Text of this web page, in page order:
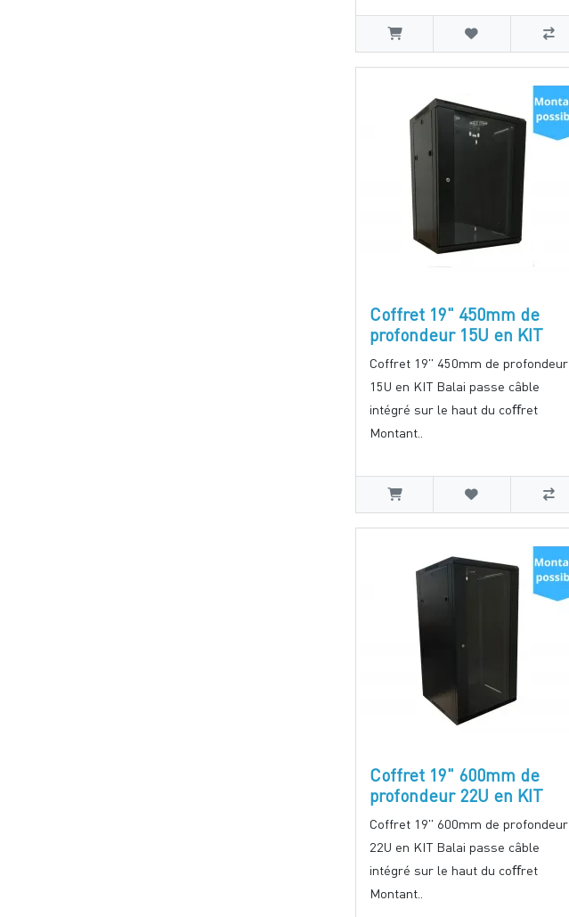
Coffret 19" 450mm de
profondeur 15U en KIT
Coffret 19" 450mm de profondeur
15U en KIT Balai passe câble
intégré sur le haut du coﬀret
Montant..
Coffret 19" 600mm de
profondeur 22U en KIT
Coffret 19" 600mm de profondeur
22U en KIT Balai passe câble
intégré sur le haut du coﬀret
Montant..